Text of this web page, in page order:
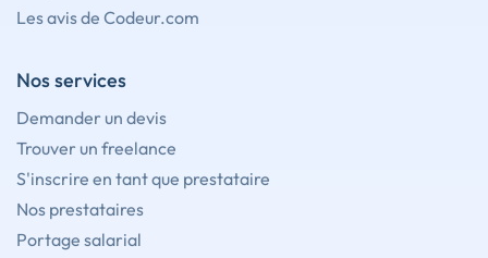
Les avis de Codeur.com
Nos services
Demander un devis
Trouver un freelance
S'inscrire en tant que prestataire
Nos prestataires
Portage salarial